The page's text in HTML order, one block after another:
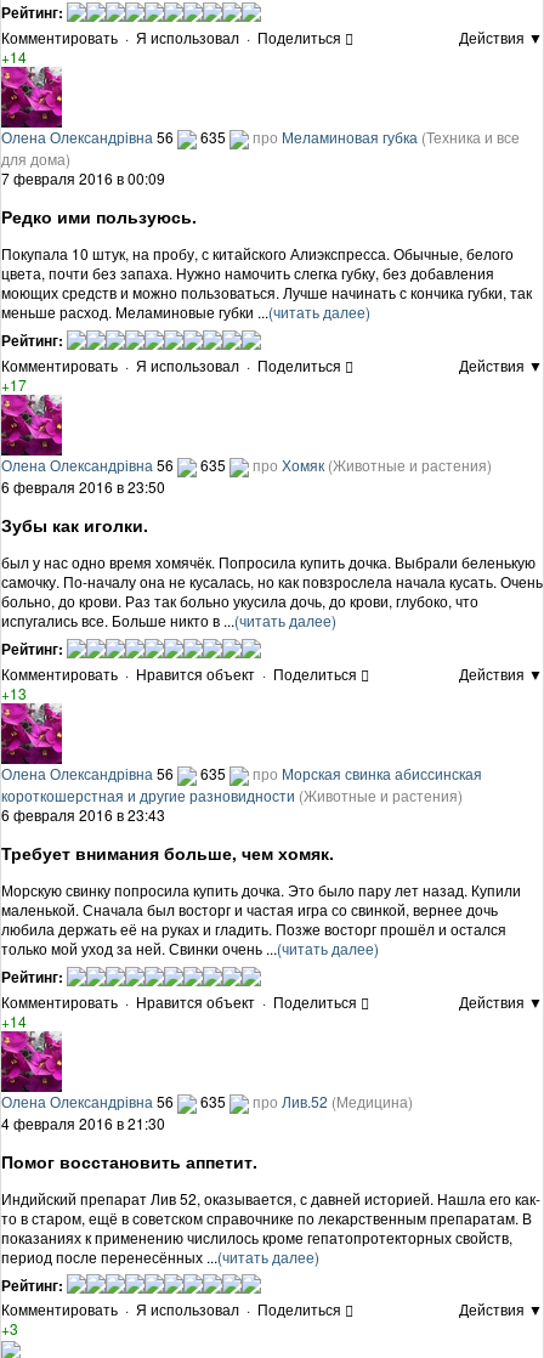
Рейтинг:
Комментировать · Я использовал · Поделиться
Действия ▼
+14
Олена Олександрівна 56 635 про Меламиновая губка (Техника и все
для дома)
7 февраля 2016 в 00:09
Редко ими пользуюсь.
Покупала 10 штук, на пробу, с китайского Алиэкспресса. Обычные, белого
цвета, почти без запаха. Нужно намочить слегка губку, без добавления
моющих средств и можно пользоваться. Лучше начинать с кончика губки, так
меньше расход. Меламиновые губки ...(читать далее)
Рейтинг:
Комментировать · Я использовал · Поделиться
Действия ▼
+17
Олена Олександрівна 56 635 про Хомяк (Животные и растения)
6 февраля 2016 в 23:50
Зубы как иголки.
был у нас одно время хомячёк. Попросила купить дочка. Выбрали беленькую
самочку. По-началу она не кусалась, но как повзрослела начала кусать. Очень
больно, до крови. Раз так больно укусила дочь, до крови, глубоко, что
испугались все. Больше никто в ...(читать далее)
Рейтинг:
Комментировать · Нравится объект · Поделиться
Действия ▼
+13
Олена Олександрівна 56 635 про Морская свинка абиссинская
короткошерстная и другие разновидности (Животные и растения)
6 февраля 2016 в 23:43
Требует внимания больше, чем хомяк.
Морскую свинку попросила купить дочка. Это было пару лет назад. Купили
маленькой. Сначала был восторг и частая игра со свинкой, вернее дочь
любила держать её на руках и гладить. Позже восторг прошёл и остался
только мой уход за ней. Свинки очень ...(читать далее)
Рейтинг:
Комментировать · Нравится объект · Поделиться
Действия ▼
+14
Олена Олександрівна 56 635 про Лив.52 (Медицина)
4 февраля 2016 в 21:30
Помог восстановить аппетит.
Индийский препарат Лив 52, оказывается, с давней историей. Нашла его как-
то в старом, ещё в советском справочнике по лекарственным препаратам. В
показаниях к применению числилось кроме гепатопротекторных свойств,
период после перенесённых ...(читать далее)
Рейтинг:
Комментировать · Я использовал · Поделиться
Действия ▼
+3